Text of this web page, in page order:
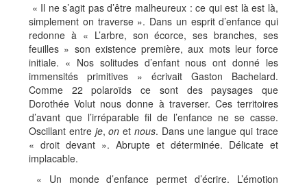
« Il ne s’agit pas d’être malheureux : ce qui est là est là,
simplement on traverse ». Dans un esprit d’enfance qui
redonne à « L’arbre, son écorce, ses branches, ses
feuilles » son existence première, aux mots leur force
initiale. « Nos solitudes d’enfant nous ont donné les
immensités primitives » écrivait Gaston Bachelard.
Comme 22 polaroïds ce sont des paysages que
Dorothée Volut nous donne à traverser. Ces territoires
d’avant que l’irréparable fil de l’enfance ne se casse.
Oscillant entre je,on etnous. Dans une langue qui trace
« droit devant ». Abrupte et déterminée. Délicate et
implacable.
« Un monde d’enfance permet d’écrire. L’émotion